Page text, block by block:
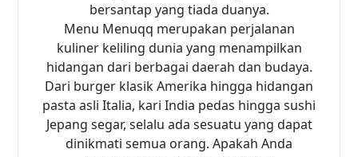
bersantap yang tiada duanya.
Menu Menuqq merupakan perjalanan
kuliner keliling dunia yang menampilkan
hidangan dari berbagai daerah dan budaya.
Dari burger klasik Amerika hingga hidangan
pasta asli Italia, kari India pedas hingga sushi
Jepang segar, selalu ada sesuatu yang dapat
dinikmati semua orang. Apakah Anda